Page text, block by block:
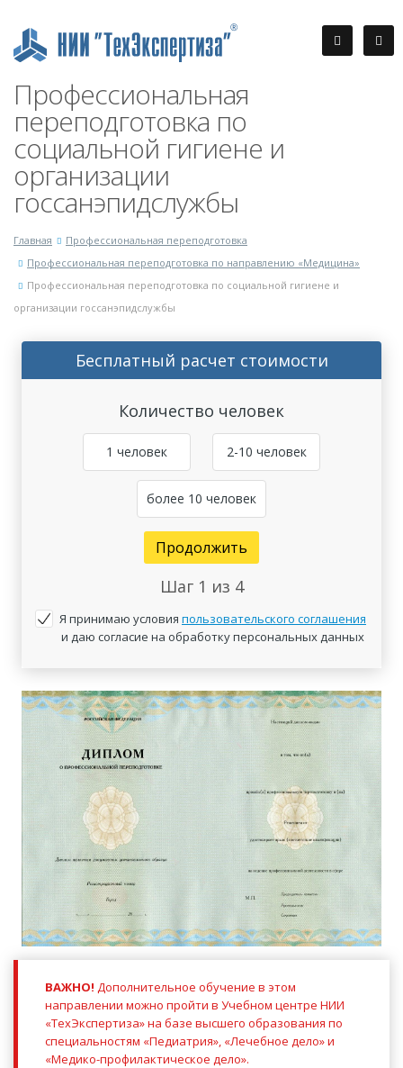
Профессиональная
переподготовка по
социальной гигиене и
организации
госсанэпидслужбы
Главная
Профессиональная переподготовка
Профессиональная переподготовка по направлению «Медицина»
Профессиональная переподготовка по социальной гигиене и
организации госсанэпидслужбы
Бесплатный расчет стоимости
Количество человек
1 человек 2-10 человек
более 10 человек
Продолжить
Шаг 1 из 4
Я принимаю условия пользовательского соглашения
и даю согласие на обработку персональных данных
ВАЖНО! Дополнительное обучение в этом
направлении можно пройти в Учебном центре НИИ
«ТехЭкспертиза» на базе высшего образования по
специальностям «Педиатрия», «Лечебное дело» и
«Медико-профилактическое дело».